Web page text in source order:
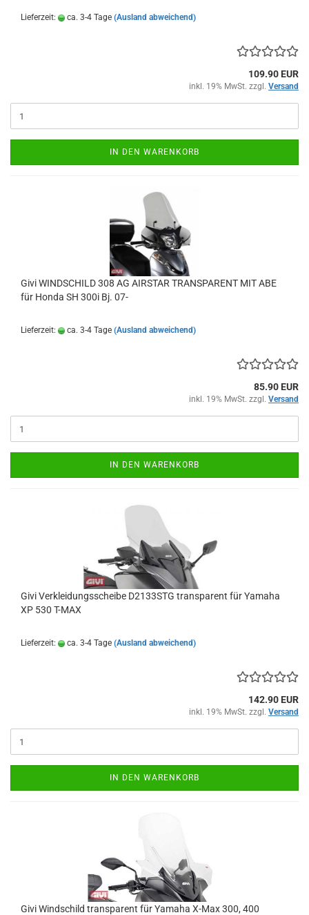
Lieferzeit: ca. 3-4 Tage (Ausland abweichend)
109.90 EUR
inkl. 19% MwSt. zzgl. Versand
IN DEN WARENKORB
Givi WINDSCHILD 308 AG AIRSTAR TRANSPARENT MIT ABE
für Honda SH 300i Bj. 07-
Lieferzeit: ca. 3-4 Tage (Ausland abweichend)
85.90 EUR
inkl. 19% MwSt. zzgl. Versand
IN DEN WARENKORB
Givi Verkleidungsscheibe D2133STG transparent für Yamaha
XP 530 T-MAX
Lieferzeit: ca. 3-4 Tage (Ausland abweichend)
142.90 EUR
inkl. 19% MwSt. zzgl. Versand
IN DEN WARENKORB
Givi Windschild transparent für Yamaha X-Max 300, 400